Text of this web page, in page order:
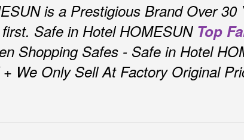
is a Prestigious Brand Over 30
Safe in Hotel HOMESUN Top
Shopping Safes - Safe in Hotel
We Only Sell At Factory Original